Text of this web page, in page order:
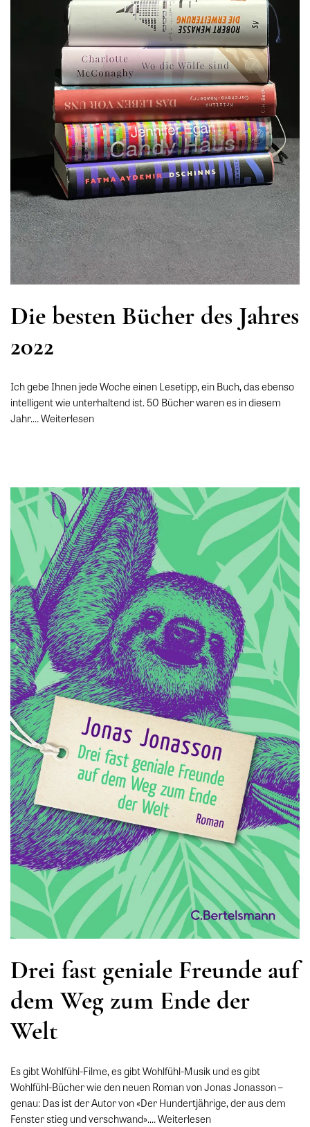
Die besten Bücher des Jahres
2022
Ich gebe Ihnen jede Woche einen Lesetipp, ein Buch, das ebenso
intelligent wie unterhaltend ist. 50 Bücher waren es in diesem
Jahr.…Weiterlesen
Drei fast geniale Freunde auf
dem Weg zum Ende der
Welt
Es gibt Wohlfühl-Filme, es gibt Wohlfühl-Musik und es gibt
Wohlfühl-Bücher wie den neuen Roman von Jonas Jonasson –
genau: Das ist der Autor von «Der Hundertjährige, der aus dem
Fenster stieg und verschwand».…Weiterlesen